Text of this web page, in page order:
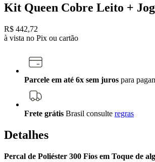
Kit Queen Cobre Leito +
R$ 442,72
à vista no Pix ou cartão
Parcele em até 6x sem juros para
Frete grátis Brasil consulte regras
Detalhes
Percal de Poliéster 300 Fios em Toque de